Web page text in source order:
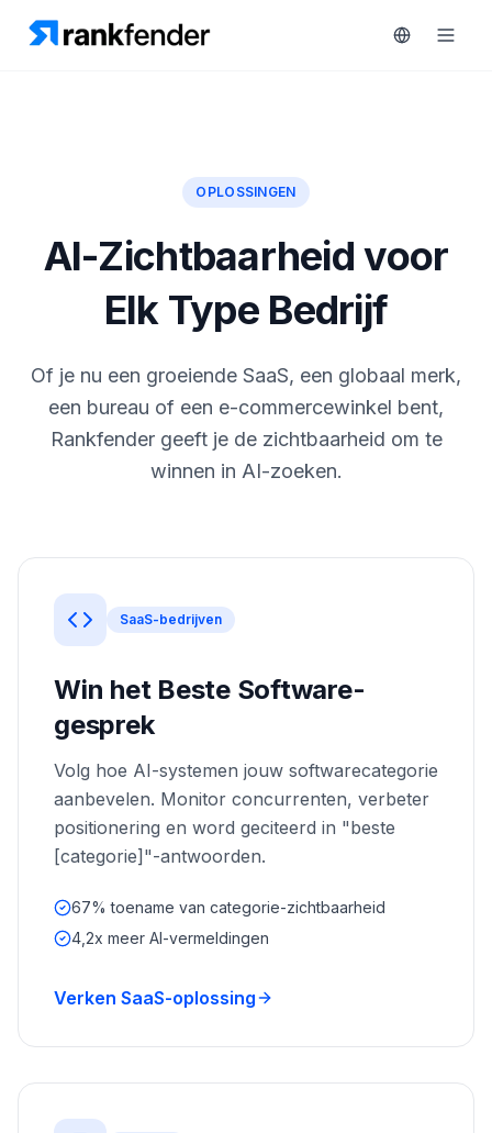
MONITOREN
Concurrentietracking
Zoekwoordintelligentie
HANDELEN
Integraties
Rapporten
tools
Prijzen
OPLOSSINGEN
AI-Zichtbaarheid voor
Elk Type Bedrijf
Of je nu een groeiende SaaS, een globaal merk,
een bureau of een e-commercewinkel bent,
Rankfender geeft je de zichtbaarheid om te
winnen in AI-zoeken.
SaaS-bedrijven
Win het Beste Software-
gesprek
Volg hoe AI-systemen jouw softwarecategorie
aanbevelen. Monitor concurrenten, verbeter
positionering en word geciteerd in "beste
[categorie]"-antwoorden.
67% toename van categorie-zichtbaarheid
4,2x meer AI-vermeldingen
Verken SaaS-oplossing